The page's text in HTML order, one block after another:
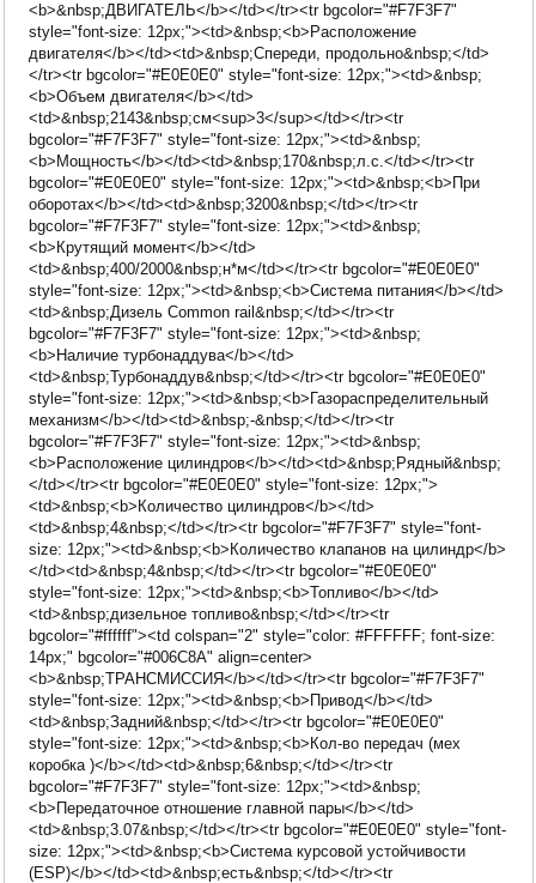
<b>&nbsp;ДВИГАТЕЛЬ</b></td></tr><tr bgcolor="#F7F3F7"
style="font-size: 12px;"><td>&nbsp;<b>Расположение
двигателя</b></td><td>&nbsp;Спереди, продольно&nbsp;</td>
</tr><tr bgcolor="#E0E0E0" style="font-size: 12px;"><td>&nbsp;
<b>Объем двигателя</b></td>
<td>&nbsp;2143&nbsp;см<sup>3</sup></td></tr><tr
bgcolor="#F7F3F7" style="font-size: 12px;"><td>&nbsp;
<b>Мощность</b></td><td>&nbsp;170&nbsp;л.с.</td></tr><tr
bgcolor="#E0E0E0" style="font-size: 12px;"><td>&nbsp;<b>При
оборотах</b></td><td>&nbsp;3200&nbsp;</td></tr><tr
bgcolor="#F7F3F7" style="font-size: 12px;"><td>&nbsp;
<b>Крутящий момент</b></td>
<td>&nbsp;400/2000&nbsp;н*м</td></tr><tr bgcolor="#E0E0E0"
style="font-size: 12px;"><td>&nbsp;<b>Система питания</b></td>
<td>&nbsp;Дизель Common rail&nbsp;</td></tr><tr
bgcolor="#F7F3F7" style="font-size: 12px;"><td>&nbsp;
<b>Наличие турбонаддува</b></td>
<td>&nbsp;Турбонаддув&nbsp;</td></tr><tr bgcolor="#E0E0E0"
style="font-size: 12px;"><td>&nbsp;<b>Газораспределительный
механизм</b></td><td>&nbsp;-&nbsp;</td></tr><tr
bgcolor="#F7F3F7" style="font-size: 12px;"><td>&nbsp;
<b>Расположение цилиндров</b></td><td>&nbsp;Рядный&nbsp;
</td></tr><tr bgcolor="#E0E0E0" style="font-size: 12px;">
<td>&nbsp;<b>Количество цилиндров</b></td>
<td>&nbsp;4&nbsp;</td></tr><tr bgcolor="#F7F3F7" style="font-
size: 12px;"><td>&nbsp;<b>Количество клапанов на цилиндр</b>
</td><td>&nbsp;4&nbsp;</td></tr><tr bgcolor="#E0E0E0"
style="font-size: 12px;"><td>&nbsp;<b>Топливо</b></td>
<td>&nbsp;дизельное топливо&nbsp;</td></tr><tr
bgcolor="#ffffff"><td colspan="2" style="color: #FFFFFF; font-size:
14px;" bgcolor="#006C8A" align=center>
<b>&nbsp;ТРАНСМИССИЯ</b></td></tr><tr bgcolor="#F7F3F7"
style="font-size: 12px;"><td>&nbsp;<b>Привод</b></td>
<td>&nbsp;Задний&nbsp;</td></tr><tr bgcolor="#E0E0E0"
style="font-size: 12px;"><td>&nbsp;<b>Кол-во передач (мех
коробка )</b></td><td>&nbsp;6&nbsp;</td></tr><tr
bgcolor="#F7F3F7" style="font-size: 12px;"><td>&nbsp;
<b>Передаточное отношение главной пары</b></td>
<td>&nbsp;3.07&nbsp;</td></tr><tr bgcolor="#E0E0E0" style="font-
size: 12px;"><td>&nbsp;<b>Система курсовой устойчивости
(ESP)</b></td><td>&nbsp;есть&nbsp;</td></tr><tr